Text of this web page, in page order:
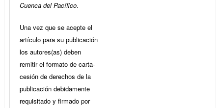
Cuenca del Pacífico.
Una vez que se acepte el
artículo para su publicación
los autores(as) deben
remitir el formato de carta-
cesión de derechos de la
publicación debidamente
requisitado y firmado por